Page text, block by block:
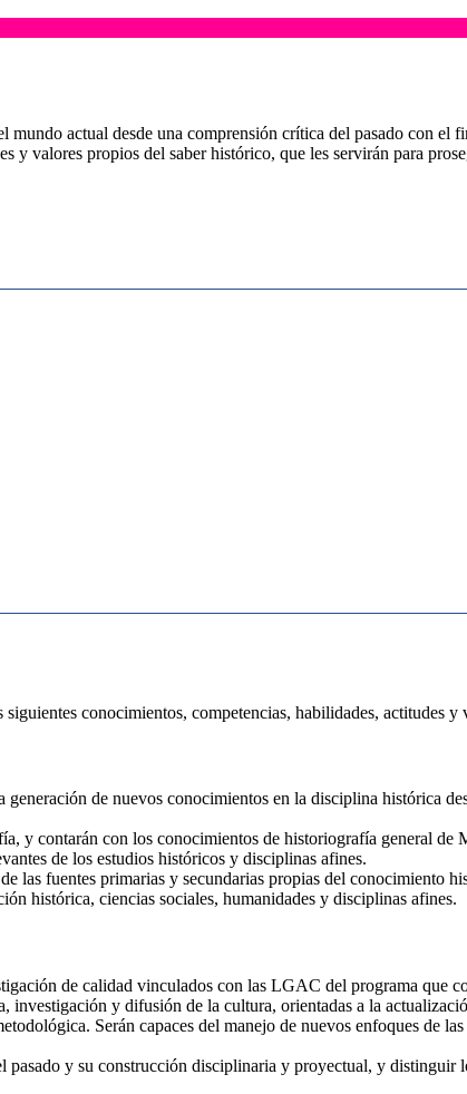
mundo actual desde una comprensión crítica del pasado con
valores propios del saber histórico, que les servirán para
conocimientos, competencias, habilidades, actitudes y
de nuevos conocimientos en la disciplina histórica
y contarán con los conocimientos de historiografía general de
de los estudios históricos y disciplinas afines.
las fuentes primarias y secundarias propias del conocimiento
histórica, ciencias sociales, humanidades y disciplinas afines.
de calidad vinculados con las LGAC del programa que
investigación y difusión de la cultura, orientadas a la
Serán capaces del manejo de nuevos enfoques de
pasado y su construcción disciplinaria y proyectual, y